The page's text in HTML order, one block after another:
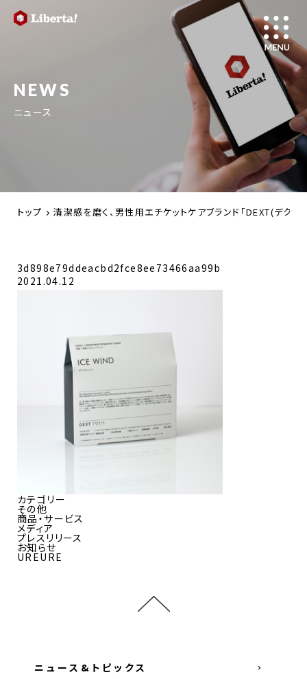
NEWS
ニュース
トップ 清潔感を磨く、男性用エチケットケアブランド「DEXT(デク
3d898e79ddeacbd2fce8ee73466aa99b
2021.04.12
カテゴリー
その他
商品・サービス
メディア
プレスリリース
お知らせ
UREURE
ニュース&トピックス